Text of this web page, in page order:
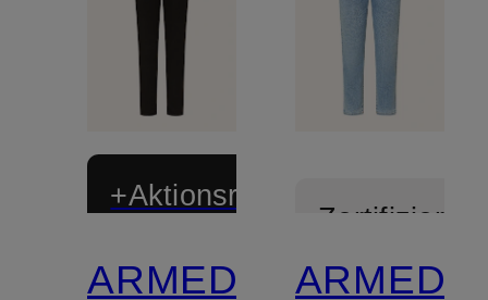
+Aktionsrabatt
ARMEDANGELS
Zertifiziert